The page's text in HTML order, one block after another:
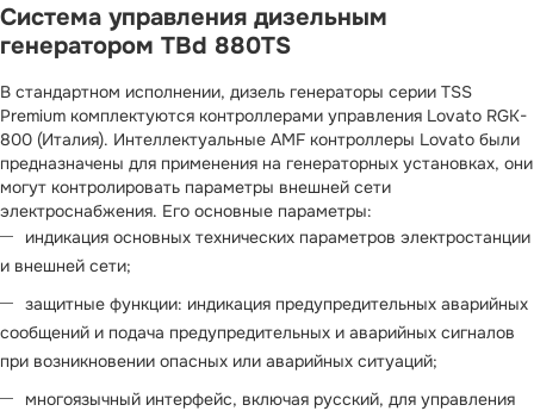
Система управления дизельным
генератором TBd 880TS
В стандартном исполнении, дизель генераторы серии TSS
Premium комплектуются контроллерами управления Lovato RGK-
800 (Италия). Интеллектуальные AMF контроллеры Lovato были
предназначены для применения на генераторных установках, они
могут контролировать параметры внешней сети
электроснабжения. Его основные параметры:
индикация основных технических параметров электростанции
и внешней сети;
защитные функции: индикация предупредительных аварийных
сообщений и подача предупредительных и аварийных сигналов
при возникновении опасных или аварийных ситуаций;
многоязычный интерфейс, включая русский, для управления